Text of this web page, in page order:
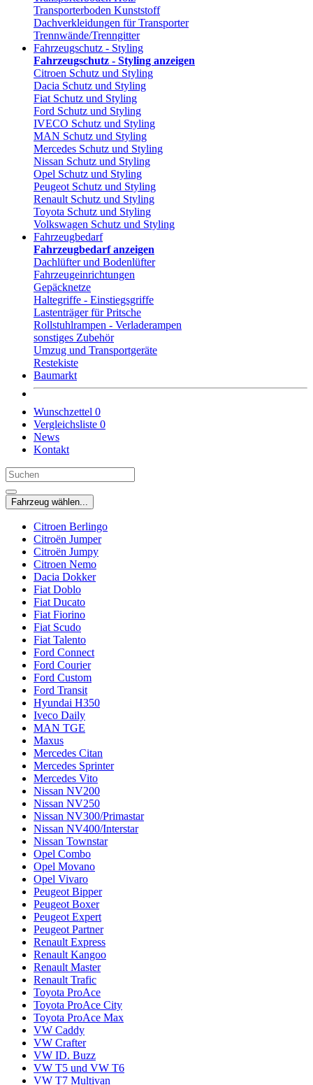
Transporterboden Kunststoff
Dachverkleidungen für Transporter
Trennwände/Trenngitter
Fahrzeugschutz - Styling
Fahrzeugschutz - Styling anzeigen
Citroen Schutz und Styling
Dacia Schutz und Styling
Fiat Schutz und Styling
Ford Schutz und Styling
IVECO Schutz und Styling
MAN Schutz und Styling
Mercedes Schutz und Styling
Nissan Schutz und Styling
Opel Schutz und Styling
Peugeot Schutz und Styling
Renault Schutz und Styling
Toyota Schutz und Styling
Volkswagen Schutz und Styling
Fahrzeugbedarf
Fahrzeugbedarf anzeigen
Dachlüfter und Bodenlüfter
Fahrzeugeinrichtungen
Gepäcknetze
Haltegriffe - Einstiegsgriffe
Lastenträger für Pritsche
Rollstuhlrampen - Verladerampen
sonstiges Zubehör
Umzug und Transportgeräte
Restekiste
Baumarkt
Wunschzettel 0
Vergleichsliste 0
News
Kontakt
Fahrzeug wählen...
Citroen Berlingo
Citroën Jumper
Citroën Jumpy
Citroen Nemo
Dacia Dokker
Fiat Doblo
Fiat Ducato
Fiat Fiorino
Fiat Scudo
Fiat Talento
Ford Connect
Ford Courier
Ford Custom
Ford Transit
Hyundai H350
Iveco Daily
MAN TGE
Maxus
Mercedes Citan
Mercedes Sprinter
Mercedes Vito
Nissan NV200
Nissan NV250
Nissan NV300/Primastar
Nissan NV400/Interstar
Nissan Townstar
Opel Combo
Opel Movano
Opel Vivaro
Peugeot Bipper
Peugeot Boxer
Peugeot Expert
Peugeot Partner
Renault Express
Renault Kangoo
Renault Master
Renault Trafic
Toyota ProAce
Toyota ProAce City
Toyota ProAce Max
VW Caddy
VW Crafter
VW ID. Buzz
VW T5 und VW T6
VW T7 Multivan